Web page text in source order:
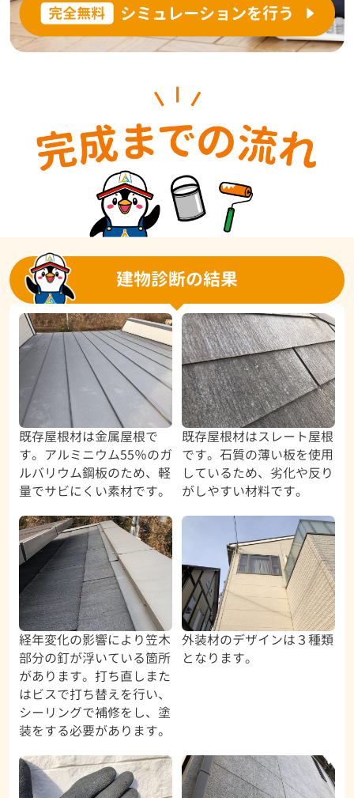
建物診断の結果
既存屋根材は金属屋根で
す。アルミニウム55％のガ
ルバリウム鋼板のため、軽
量でサビにくい素材です。
既存屋根材はスレート屋根
です。石質の薄い板を使用
しているため、劣化や反り
がしやすい材料です。
経年変化の影響により笠木
部分の釘が浮いている箇所
があります。打ち直しまた
はビスで打ち替えを行い、
シーリングで補修をし、塗
装をする必要があります。
外装材のデザインは３種類
となります。